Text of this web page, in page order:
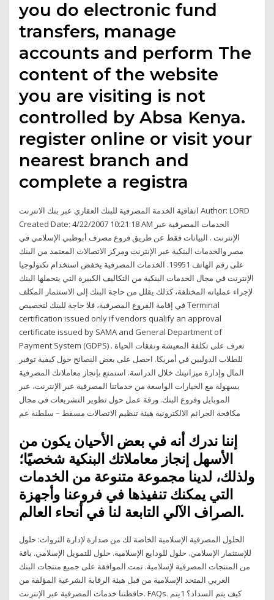
you do electronic fund
transfers, manage
accounts and perform The
content of the website
you are visiting is not
controlled by Absa Kenya.
register online or visit your
nearest branch and
complete a registra
اتفاقية الخدمة المصرفية للبنك العقاري عبر بنك الانترنت Author: LORD
Created Date: 4/22/2007 10:21:18 AM الخدمات المصرفية عبر
الإنترنت . البيانات فقط عن طريق فروع مصرف أبوظبي الإسلامي في
مصر والخدمات البنكية عبر الإنترنت ومركز الاتصالات المعتمد من البنك
على رقم الهاتف 19951. الخدمات المصرفية يخفض استخدام تكنولوجيا
الإنترنت في مجال الخدمات البنكية من التكاليف الكبيرة التي يتحملها البنك
لإجراء عملياته المختلفة، كذلك يقلل من حاجة البنك إلى الاستثمار المكلف
في إقامة الفروع المصرفية، فلا حاجة للبنك لتخصيص Terminal
certification issued only if vendors qualify an approval
certificate issued by SAMA and General Department of
Payment System (GDPS) . تعرف على تكلفة المعيشة ونفقات الحياة
للطلاب الدوليين في أمريكا. احصل على بعض النصائح حول كيفية توفير
المال وإدارة ميزانيتك خلال الدراسة. استمتع بإنجاز معاملاتك المصرفية
بسهولة مع الخيارات الواسعة من خدماتنا المصرفية عبر الإنترنت، عبر
الموبايل وفروع البنك. ورقة عمل حول تطوير التشريعات في مجال
مكافحة الجرائم الالكترونية هيئة تنظيم الاتصالات مسقط – سلطنة عم
إننا ندرك أنه في بعض الأحيان يكون من
الأسهل إنجاز معاملاتك البنكية شخصيًا؛
ولذلك، لدينا مجموعة متنوعة من الخدمات
التي يمكنك تنفيذها في فروعنا وأجهزة
الصراف الآلي التابعة لنا في أنحاء العالم.
الحلول المصرفية الإسلامية الخاصة لك من صدارة لإدارة الثروات: حلول
للإستثمار الإسلامي. حلول للودايع الإسلامية. حلول للتمويل الإسلامي. باقة
من المنتجات المصرفية لإسلامية. تمت الموافقة على جميع منتجات البنك
العربي المتحد الإسلامية من قبل هيئة الرقابة الشرعية المؤلفة من
حافظتنا خدمات المصرفية عبر الإنترنت. FAQs. كيف يتم السداد؟ 1يتم